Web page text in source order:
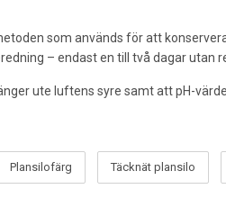
som används för att
– endast en till två dagar utan
ute luftens syre samt att pH-
på. Det kan handla om för
packas i rund- eller
Plansilofärg Täcknät plansilo